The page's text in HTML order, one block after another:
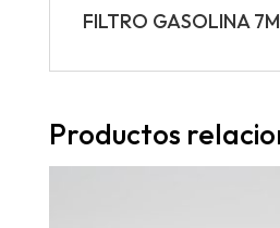
FILTRO GASOLINA
Productos